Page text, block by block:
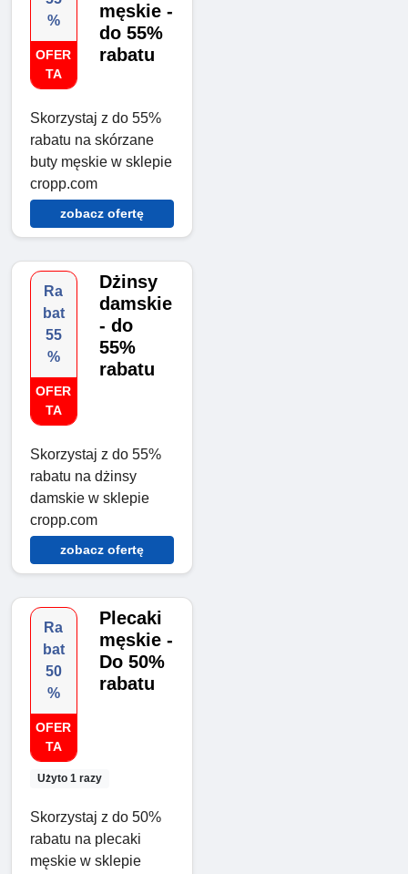
%
OFER
TA
męskie -
do 55%
rabatu
Skorzystaj z do 55%
rabatu na skórzane
buty męskie w sklepie
cropp.com
zobacz ofertę
Ra
bat
55
%
OFER
TA
Dżinsy
damskie
- do
55%
rabatu
Skorzystaj z do 55%
rabatu na dżinsy
damskie w sklepie
cropp.com
zobacz ofertę
Ra
bat
50
%
OFER
TA
Użyto 1 razy
Plecaki
męskie -
Do 50%
rabatu
Skorzystaj z do 50%
rabatu na plecaki
męskie w sklepie